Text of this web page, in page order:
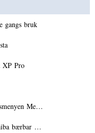
gangs bruk
XP Pro
Me…
bærbar …